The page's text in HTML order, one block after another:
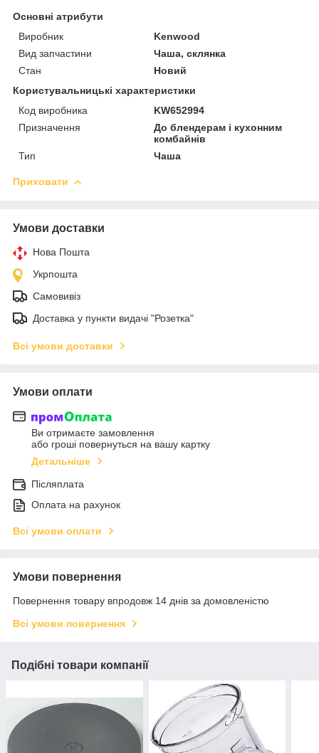
Основні атрибути
Виробник
Kenwood
Вид запчастини
Чаша, склянка
Стан
Новий
Користувальницькі характеристики
Код виробника
KW652994
Призначення
До блендерам і кухонним
комбайнів
Тип
Чаша
Приховати
Умови доставки
Нова Пошта
Укрпошта
Самовивіз
Доставка у пункти видачі "Розетка"
Всі умови доставки
Умови оплати
Ви отримаєте замовлення
або гроші повернуться на вашу картку
Детальніше
Післяплата
Оплата на рахунок
Всі умови оплати
Умови повернення
Повернення товару впродовж 14 днів за домовленістю
Всі умови повернення
Подібні товари компанії